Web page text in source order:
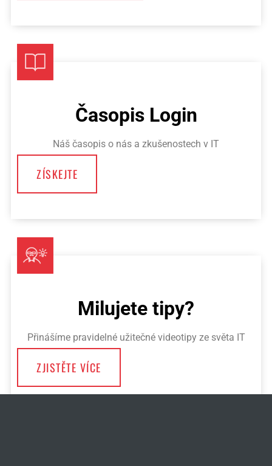
Časopis Login
Náš časopis o nás a zkušenostech v IT
ZÍSKEJTE
Milujete tipy?
Přinášíme pravidelné užitečné videotipy ze světa IT
ZJISTĚTE VÍCE